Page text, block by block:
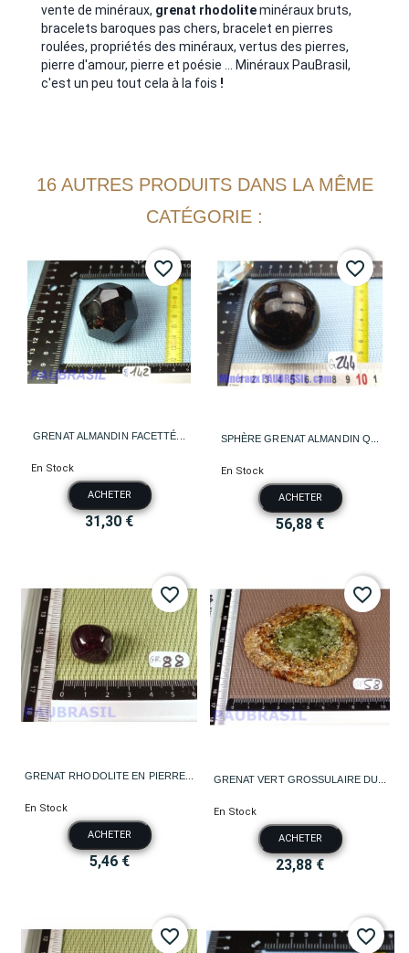
vente de minéraux, grenat rhodoliteminéraux bruts,
bracelets baroques pas chers, bracelet en pierres
roulées, propriétés des minéraux, vertus des pierres,
pierre d'amour, pierre et poésie ... Minéraux PauBrasil,
c'est un peu tout cela à la fois !
16 AUTRES PRODUITS DANS LA MÊME
CATÉGORIE :
GRENAT ALMANDIN FACETTÉ...
En Stock
ACHETER
31,30 €
favorite_border
SPHÈRE GRENAT ALMANDIN Q...
En Stock
ACHETER
56,88 €
favorite_border
GRENAT RHODOLITE EN PIERRE...
En Stock
ACHETER
5,46 €
favorite_border
GRENAT VERT GROSSULAIRE DU...
En Stock
ACHETER
23,88 €
favorite_border
favorite_border favorite_border